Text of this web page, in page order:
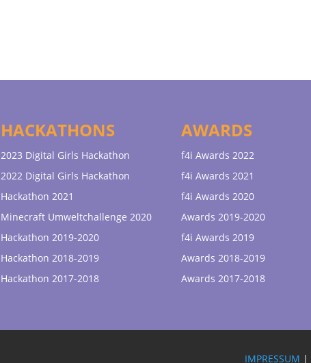
HACKATHONS
2023 Digital Girls Hackathon
2022 Digital Girls Hackathon
Hackathon 2021
Minecraft Umweltchallenge 2020
Hackathon 2019-2020
Hackathon 2018-2019
Hackathon 2017-2018
AWARDS
f4i Awards 2022
f4i Awards 2021
f4i Awards 2020
Awards 2019-2020
f4i Awards 2019
Awards 2018-2019
Awards 2017-2018
IMPRESSUM |